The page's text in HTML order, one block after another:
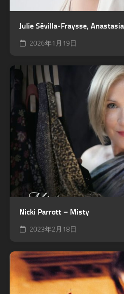
Julie Sévilla-Fraysse,
2026年1月19日
Nicki Parrott – Misty
2023年2月18日